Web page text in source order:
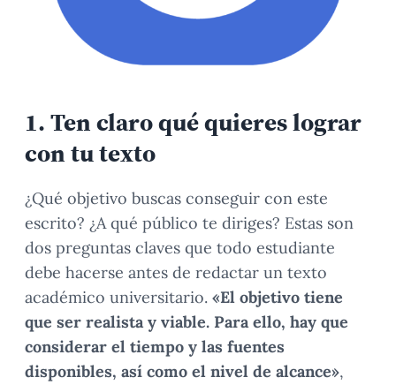
1.Ten claro qué quieres lograr
con tu texto
¿Qué objetivo buscas conseguir con este
escrito? ¿A qué público te diriges? Estas son
dos preguntas claves que todo estudiante
debe hacerse antes de redactar un texto
académico universitario. «El objetivo tiene
que ser realista y viable. Para ello, hay que
considerar el tiempo y las fuentes
disponibles, así como el nivel de alcance»,